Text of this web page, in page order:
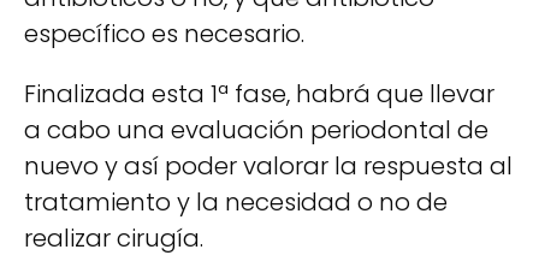
específico es necesario.
Finalizada esta 1ª fase, habrá que llevar
a cabo una evaluación periodontal de
nuevo y así poder valorar la respuesta al
tratamiento y la necesidad o no de
realizar cirugía.